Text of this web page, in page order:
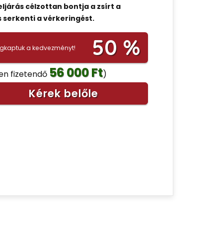
célzottan bontja a zsírt a
serkenti a vérkeringést.
a kedvezményt! 50 %
fizetendő 56 000 Ft)
Kérek belőle